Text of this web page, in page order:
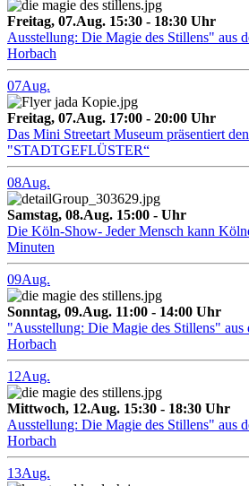
Freitag, 07.Aug. 15:30 - 18:30 Uhr
Ausstellung: Die Magie des Stillens" aus
Horbach
07Aug.
Freitag, 07.Aug. 17:00 - 20:00 Uhr
Das Mini Streetart Museum präsentiert
"STADTGEFLÜSTER“
08Aug.
Samstag, 08.Aug. 15:00 - Uhr
Die Köln-Show- Jeder Mensch kann
Minuten
09Aug.
Sonntag, 09.Aug. 11:00 - 14:00 Uhr
"Ausstellung: Die Magie des Stillens" aus
Horbach
12Aug.
Mittwoch, 12.Aug. 15:30 - 18:30 Uhr
Ausstellung: Die Magie des Stillens" aus
Horbach
13Aug.